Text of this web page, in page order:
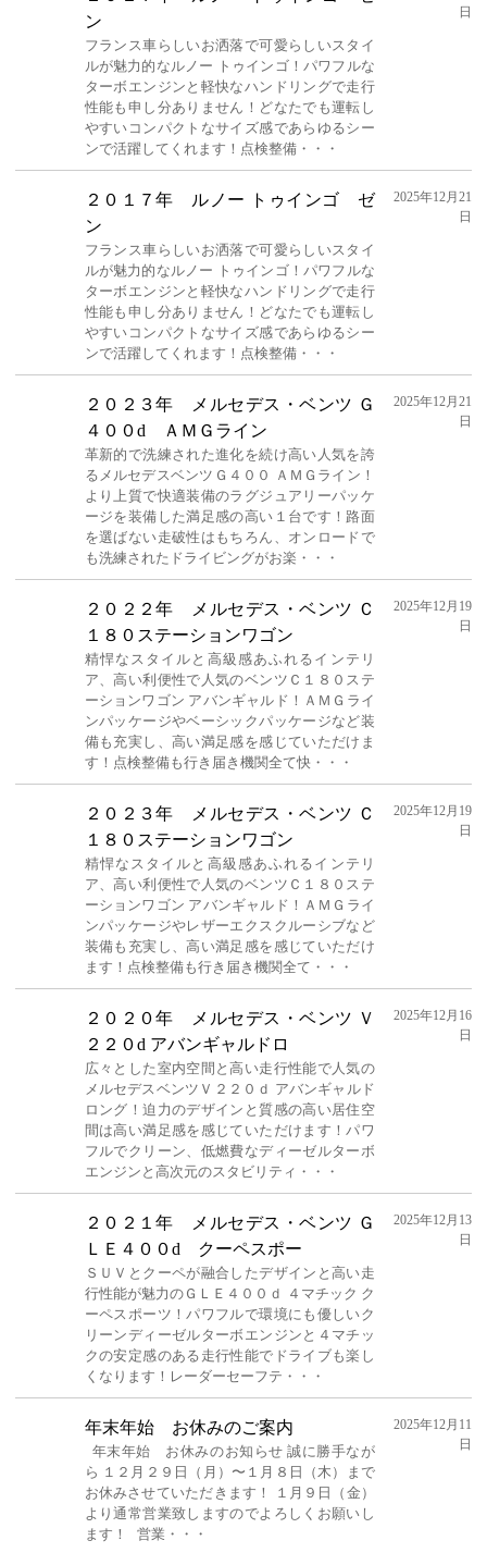
ン
フランス車らしいお洒落で可愛らしいスタイ
ルが魅力的なルノー トゥインゴ！パワフルな
ターボエンジンと軽快なハンドリングで走行
性能も申し分ありません！どなたでも運転し
やすいコンパクトなサイズ感であらゆるシー
ンで活躍してくれます！点検整備・・・
日
２０１７年 ルノー トゥインゴ ゼ
ン
フランス車らしいお洒落で可愛らしいスタイ
ルが魅力的なルノー トゥインゴ！パワフルな
ターボエンジンと軽快なハンドリングで走行
性能も申し分ありません！どなたでも運転し
やすいコンパクトなサイズ感であらゆるシー
ンで活躍してくれます！点検整備・・・
2025年12月21
日
２０２３年 メルセデス・ベンツ Ｇ
４００d ＡＭＧライン
革新的で洗練された進化を続け高い人気を誇
るメルセデスベンツＧ４００ ＡＭＧライン！
より上質で快適装備のラグジュアリーパッケ
ージを装備した満足感の高い１台です！路面
を選ばない走破性はもちろん、オンロードで
も洗練されたドライビングがお楽・・・
2025年12月21
日
２０２２年 メルセデス・ベンツ Ｃ
１８０ステーションワゴン
精悍なスタイルと高級感あふれるインテリ
ア、高い利便性で人気のベンツＣ１８０ステ
ーションワゴン アバンギャルド！ＡＭＧライ
ンパッケージやベーシックパッケージなど装
備も充実し、高い満足感を感じていただけま
す！点検整備も行き届き機関全て快・・・
2025年12月19
日
２０２３年 メルセデス・ベンツ Ｃ
１８０ステーションワゴン
精悍なスタイルと高級感あふれるインテリ
ア、高い利便性で人気のベンツＣ１８０ステ
ーションワゴン アバンギャルド！ＡＭＧライ
ンパッケージやレザーエクスクルーシブなど
装備も充実し、高い満足感を感じていただけ
ます！点検整備も行き届き機関全て・・・
2025年12月19
日
２０２０年 メルセデス・ベンツ Ｖ
２２０d アバンギャルドロ
広々とした室内空間と高い走行性能で人気の
メルセデスベンツＶ２２０ｄ アバンギャルド
ロング！迫力のデザインと質感の高い居住空
間は高い満足感を感じていただけます！パワ
フルでクリーン、低燃費なディーゼルターボ
エンジンと高次元のスタビリティ・・・
2025年12月16
日
２０２１年 メルセデス・ベンツ Ｇ
ＬＥ４００d クーペスポー
ＳＵＶとクーペが融合したデザインと高い走
行性能が魅力のＧＬＥ４００ｄ ４マチック ク
ーペスポーツ！パワフルで環境にも優しいク
リーンディーゼルターボエンジンと４マチッ
クの安定感のある走行性能でドライブも楽し
くなります！レーダーセーフテ・・・
2025年12月13
日
年末年始 お休みのご案内
年末年始 お休みのお知らせ 誠に勝手なが
ら １２月２９日（月）〜１月８日（木）まで
お休みさせていただきます！ １月９日（金）
より通常営業致しますのでよろしくお願いし
ます！ 営業・・・
2025年12月11
日